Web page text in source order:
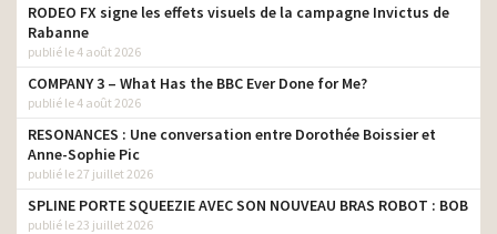
RODEO FX signe les effets visuels de la campagne Invictus de
Rabanne
publié le 4 août 2026
COMPANY 3 – What Has the BBC Ever Done for Me?
publié le 4 août 2026
RESONANCES : Une conversation entre Dorothée Boissier et
Anne-Sophie Pic
publié le 27 juillet 2026
SPLINE PORTE SQUEEZIE AVEC SON NOUVEAU BRAS ROBOT : BOB
publié le 23 juillet 2026